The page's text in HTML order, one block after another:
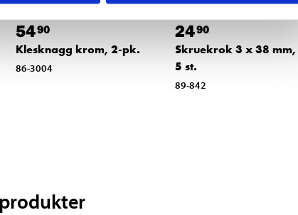
5490
Klesknagg krom, 2-pk.
86-3004
2490
Skruekrok 3 x 38 mm,
5 st.
89-842